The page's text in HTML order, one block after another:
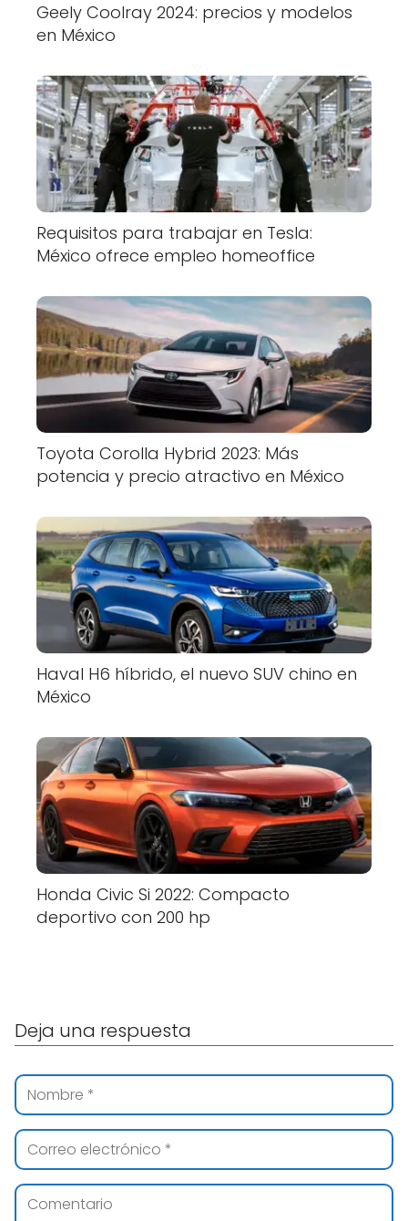
Geely Coolray 2024: precios y modelos
en México
Requisitos para trabajar en Tesla:
México ofrece empleo homeoffice
Toyota Corolla Hybrid 2023: Más
potencia y precio atractivo en México
Haval H6 híbrido, el nuevo SUV chino en
México
Honda Civic Si 2022: Compacto
deportivo con 200 hp
Deja una respuesta